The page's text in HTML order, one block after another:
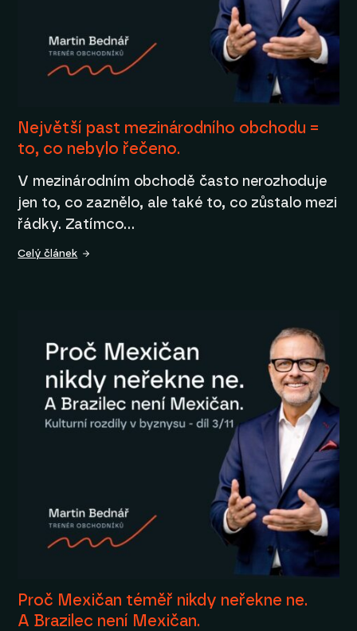
Největší past mezinárodního obchodu =
to, co nebylo řečeno.
V mezinárodním obchodě často nerozhoduje
jen to, co zaznělo, ale také to, co zůstalo mezi
řádky. Zatímco…
Celý článek
Proč Mexičan téměř nikdy neřekne ne.
A Brazilec není Mexičan.